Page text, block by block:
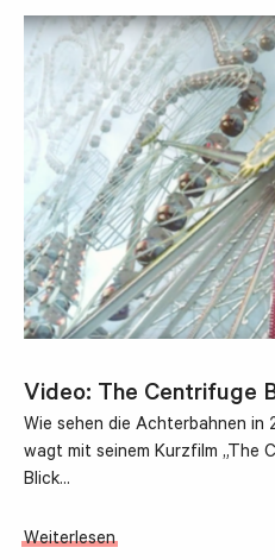
Video: The Centrifuge
Wie sehen die Achterbahnen in
wagt mit seinem Kurzfilm „The
Blick…
Weiterlesen